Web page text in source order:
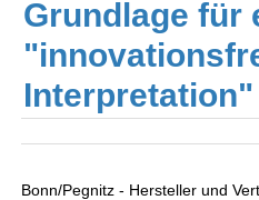
Grundlage für
Interpretation"
Bonn/Pegnitz - Hersteller und